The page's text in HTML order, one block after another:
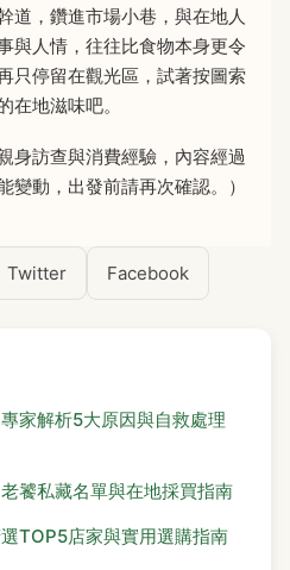
道，鑽進市場小巷，與在地人
與人情，往往比食物本身更令
只停留在觀光區，試著按圖索
在地滋味吧。
身訪查與消費經驗，內容經過
變動，出發前請再次確認。）
Twitter Facebook
家解析5大原因與自救處理
饕私藏名單與在地採買指南
TOP5店家與實用選購指南